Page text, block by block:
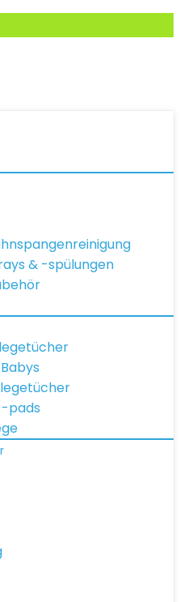
& -spülungen
pads